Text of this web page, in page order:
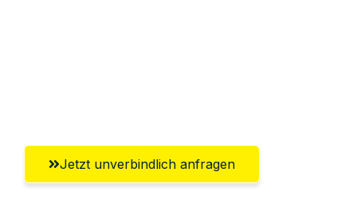
Jetzt unverbindlich anfragen